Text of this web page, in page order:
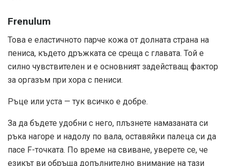
Frenulum
Това е еластичното парче кожа от долната страна на
пениса, където дръжката се среща с главата. Той е
силно чувствителен и е основният задействащ фактор
за оргазъм при хора с пениси.
Ръце или уста — тук всичко е добре.
За да бъдете удобни с него, плъзнете намазаната си
ръка нагоре и надолу по вала, оставяйки палеца си да
пасе F-точката. По време на свиване, уверете се, че
езикът ви обръща допълнително внимание на тази